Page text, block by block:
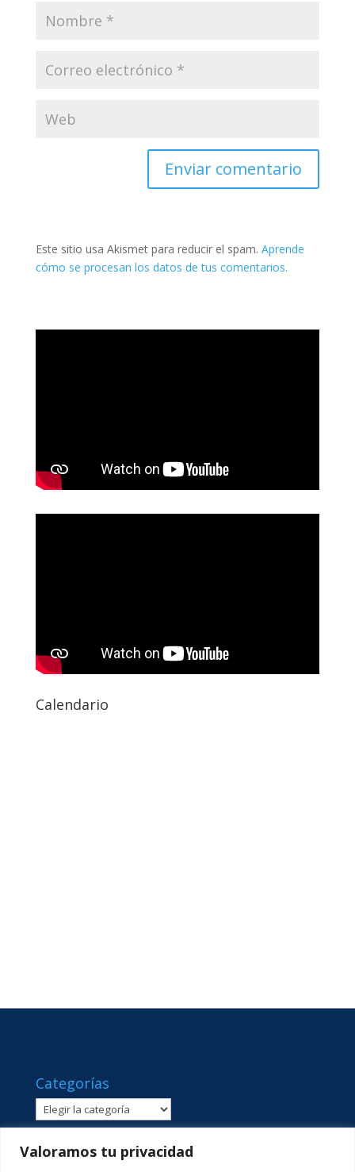
Valoramos tu privacidad
Este sitio usa Akismet para reducir el spam. Aprende
cómo se procesan los datos de tus comentarios.
Calendario
Categorías
Categorías